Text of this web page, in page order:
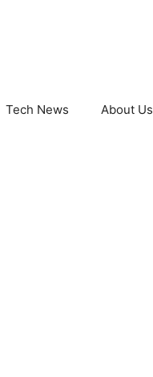
Tech News About Us